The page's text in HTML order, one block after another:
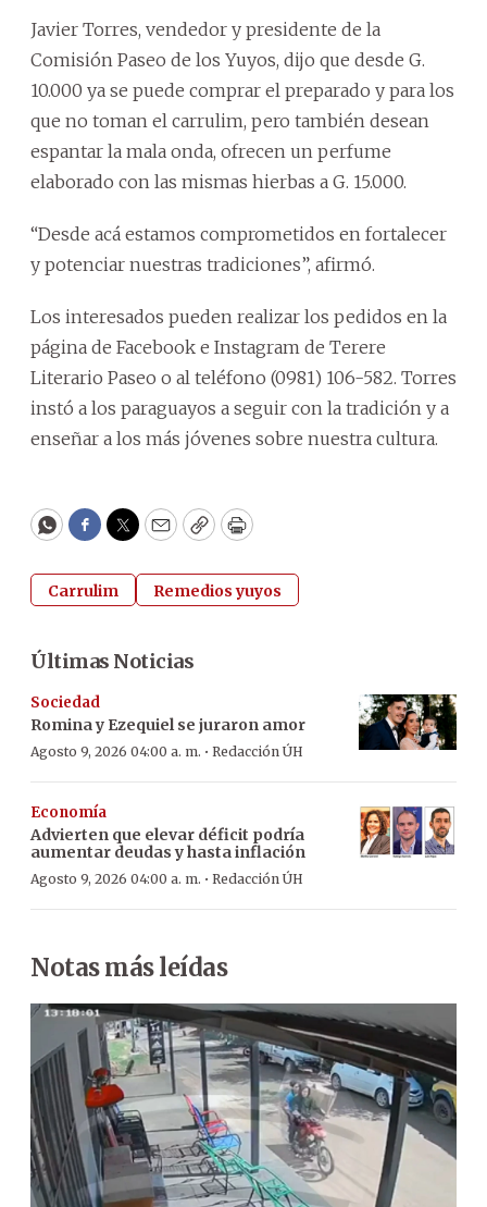
Javier Torres, vendedor y presidente de la
Comisión Paseo de los Yuyos, dijo que desde G.
10.000 ya se puede comprar el preparado y para los
que no toman el carrulim, pero también desean
espantar la mala onda, ofrecen un perfume
elaborado con las mismas hierbas a G. 15.000.
“Desde acá estamos comprometidos en fortalecer
y potenciar nuestras tradiciones”, afirmó.
Los interesados pueden realizar los pedidos en la
página de Facebook e Instagram de Terere
Literario Paseo o al teléfono (0981) 106-582. Torres
instó a los paraguayos a seguir con la tradición y a
enseñar a los más jóvenes sobre nuestra cultura.
WhatsApp
Facebook
Twitter
EmailCopyPrint
Carrulim Remedios yuyos
Últimas Noticias
Sociedad
Romina y Ezequiel se juraron amor
Agosto 9, 2026 04:00 a. m. · Redacción ÚH
Economía
Advierten que elevar déficit podría
aumentar deudas y hasta inflación
Agosto 9, 2026 04:00 a. m. · Redacción ÚH
Notas más leídas